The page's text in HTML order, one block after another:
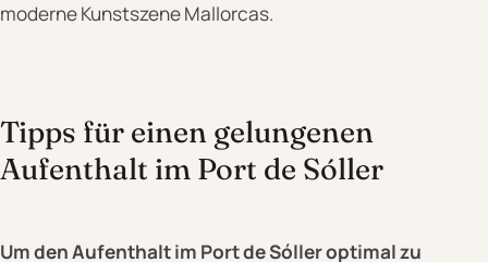
moderne Kunstszene Mallorcas.
Tipps für einen gelungenen
Aufenthalt im Port de Sóller
Um den Aufenthalt im Port de Sóller optimal zu